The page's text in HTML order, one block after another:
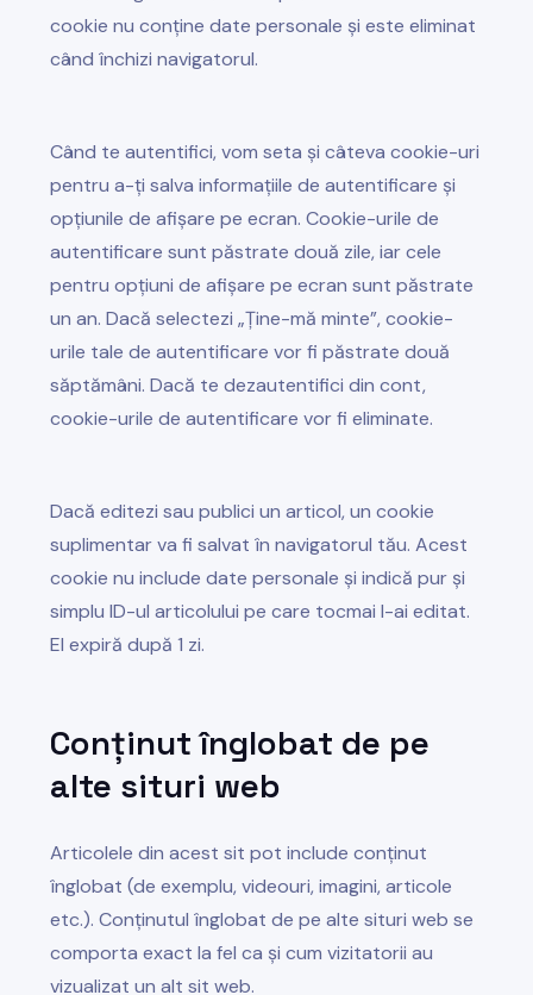
cookie nu conține date personale și este eliminat
când închizi navigatorul.
Când te autentifici, vom seta și câteva cookie-uri
pentru a-ți salva informațiile de autentificare și
opțiunile de afișare pe ecran. Cookie-urile de
autentificare sunt păstrate două zile, iar cele
pentru opțiuni de afișare pe ecran sunt păstrate
un an. Dacă selectezi „Ține-mă minte”, cookie-
urile tale de autentificare vor fi păstrate două
săptămâni. Dacă te dezautentifici din cont,
cookie-urile de autentificare vor fi eliminate.
Dacă editezi sau publici un articol, un cookie
suplimentar va fi salvat în navigatorul tău. Acest
cookie nu include date personale și indică pur și
simplu ID-ul articolului pe care tocmai l-ai editat.
El expiră după 1 zi.
Conținut înglobat de pe
alte situri web
Articolele din acest sit pot include conținut
înglobat (de exemplu, videouri, imagini, articole
etc.). Conținutul înglobat de pe alte situri web se
comporta exact la fel ca și cum vizitatorii au
vizualizat un alt sit web.